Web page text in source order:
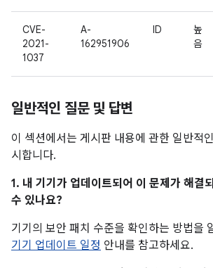
CVE-
2021-
1037
A-
162951906
ID
높
음
일반적인 질문 및 답변
이 섹션에서는 게시판 내용에 관한 일반적
시합니다.
1. 내 기기가 업데이트되어 이 문제가 해결
수 있나요?
기기의 보안 패치 수준을 확인하는 방법을
기기 업데이트 일정 안내를 참고하세요.